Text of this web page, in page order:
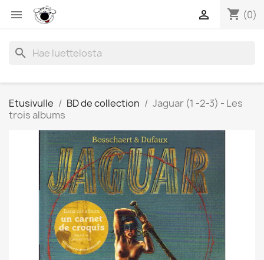
 shopping_cart (0)

search
Etusivulle BD de collection
Jaguar (1 -2-3) - Les
trois albums